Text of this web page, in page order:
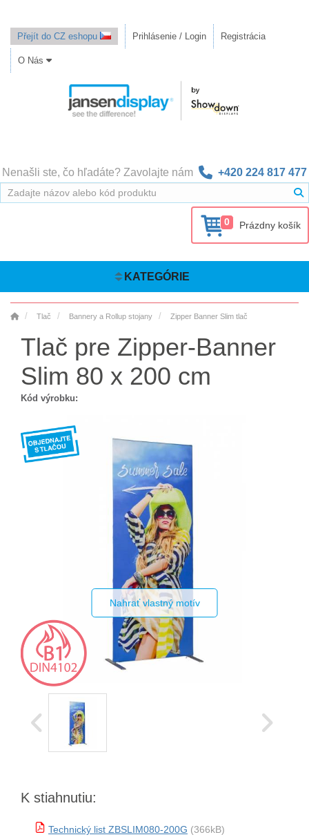
Přejít do CZ eshopu Prihlásenie / Login Registrácia
O Nás
Nenašli ste, čo hľadáte? Zavolajte nám +420 224 817 477
0 Prázdny košík
KATEGÓRIE
Tlač Bannery a Rollup stojany Zipper Banner Slim tlač
Tlač pre Zipper-Banner
Slim 80 x 200 cm
Kód výrobku:
Nahrať vlastný motív
K stiahnutiu:
Technický list ZBSLIM080-200G (366kB)